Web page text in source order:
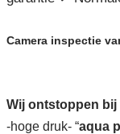
Camera inspectie
Wij ontstoppen bij
-hoge druk- “aqua